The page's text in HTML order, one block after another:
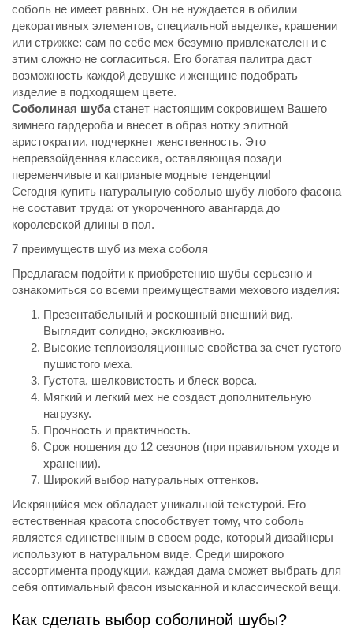
соболь не имеет равных. Он не нуждается в обилии
декоративных элементов, специальной выделке, крашении
или стрижке: сам по себе мех безумно привлекателен и с
этим сложно не согласиться. Его богатая палитра даст
возможность каждой девушке и женщине подобрать
изделие в подходящем цвете.
Соболиная шубастанет настоящим сокровищем Вашего
зимнего гардероба и внесет в образ нотку элитной
аристократии, подчеркнет женственность. Это
непревзойденная классика, оставляющая позади
переменчивые и капризные модные тенденции!
Сегодня купить натуральную соболью шубу любого фасона
не составит труда: от укороченного авангарда до
королевской длины в пол.
7 преимуществ шуб из меха соболя
Предлагаем подойти к приобретению шубы серьезно и
ознакомиться со всеми преимуществами мехового изделия:
Презентабельный и роскошный внешний вид.
Выглядит солидно, эксклюзивно.
Высокие теплоизоляционные свойства за счет густого
пушистого меха.
Густота, шелковистость и блеск ворса.
Мягкий и легкий мех не создаст дополнительную
нагрузку.
Прочность и практичность.
Срок ношения до 12 сезонов (при правильном уходе и
хранении).
Широкий выбор натуральных оттенков.
Искрящийся мех обладает уникальной текстурой. Его
естественная красота способствует тому, что соболь
является единственным в своем роде, который дизайнеры
используют в натуральном виде. Среди широкого
ассортимента продукции, каждая дама сможет выбрать для
себя оптимальный фасон изысканной и классической вещи.
Как сделать выбор соболиной шубы?